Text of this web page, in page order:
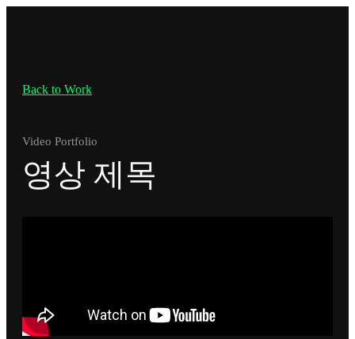
Back to Work
Video Portfolio
영상 제목